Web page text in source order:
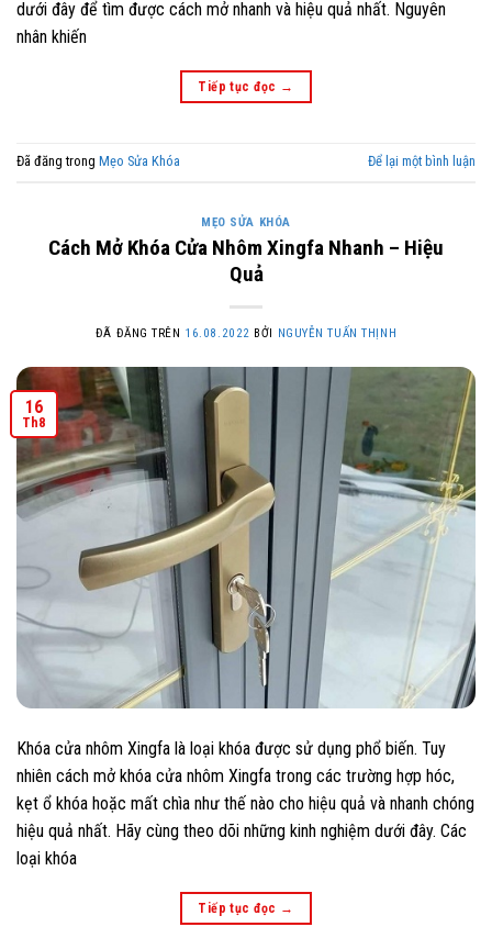
dưới đây để tìm được cách mở nhanh và hiệu quả nhất. Nguyên
nhân khiến
Tiếp tục đọc →
Đã đăng trong Mẹo Sửa Khóa Để lại một bình luận
MẸO SỬA KHÓA
Cách Mở Khóa Cửa Nhôm Xingfa Nhanh – Hiệu
Quả
ĐÃ ĐĂNG TRÊN 16.08.2022 BỞI NGUYỄN TUẤN THỊNH
16
Th8
Khóa cửa nhôm Xingfa là loại khóa được sử dụng phổ biến. Tuy
nhiên cách mở khóa cửa nhôm Xingfa trong các trường hợp hóc,
kẹt ổ khóa hoặc mất chìa như thế nào cho hiệu quả và nhanh chóng
hiệu quả nhất. Hãy cùng theo dõi những kinh nghiệm dưới đây. Các
loại khóa
Tiếp tục đọc →